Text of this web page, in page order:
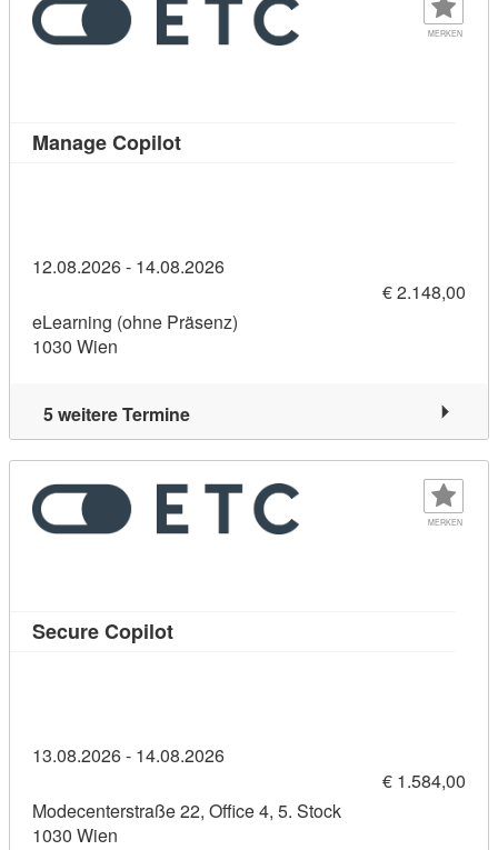
MERKEN
Manage CopilotKursdetail: Manage Copilot
12.08.2026 - 14.08.2026
€ 2.148,00
eLearning (ohne Präsenz)
1030 Wien
5 weitere Termine
MERKEN
Secure CopilotKursdetail: Secure Copilot (11383230)
13.08.2026 - 14.08.2026
€ 1.584,00
Modecenterstraße 22, Office 4, 5. Stock
1030 Wien